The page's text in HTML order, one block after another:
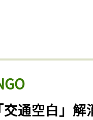
交通空白」解